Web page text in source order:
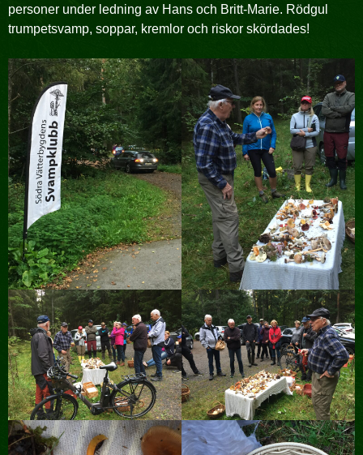
personer under ledning av Hans och Britt-Marie. Rödgul
trumpetsvamp, soppar, kremlor och riskor skördades!